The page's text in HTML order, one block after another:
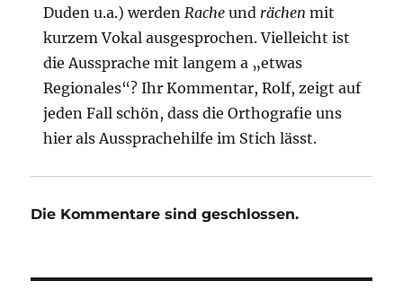
Duden u.a.) werden Rache und rächen mit
kurzem Vokal ausgesprochen. Vielleicht ist
die Aussprache mit langem a „etwas
Regionales“? Ihr Kommentar, Rolf, zeigt auf
jeden Fall schön, dass die Orthografie uns
hier als Aussprachehilfe im Stich lässt.
Die Kommentare sind geschlossen.